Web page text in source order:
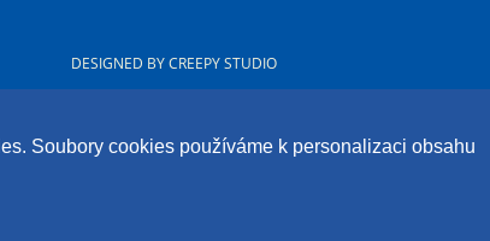
DESIGNED BY CREEPY STUDIO
Soubory cookies používáme k personalizaci obsahu